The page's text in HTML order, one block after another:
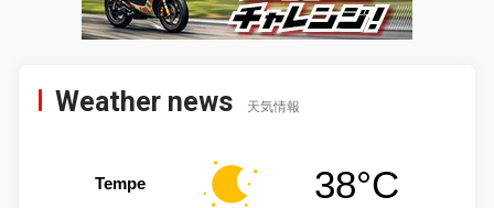
Weather news 天気情報
Tempe 38°C